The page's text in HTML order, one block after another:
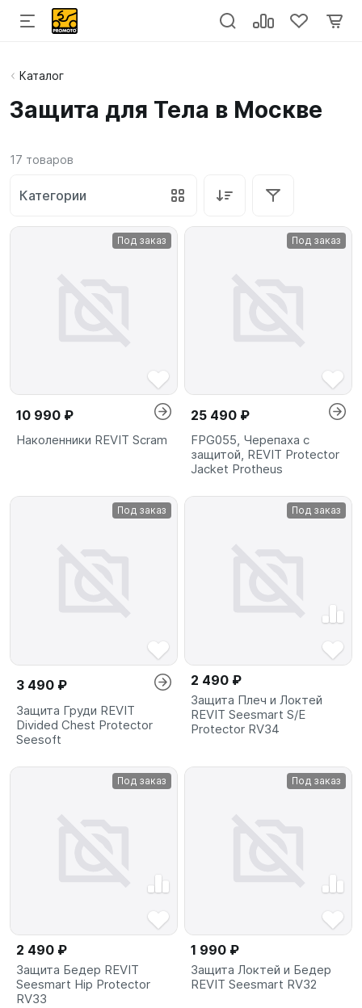
Каталог
Защита для Тела в Москве
17 товаров
Категории
Под заказ
10 990 ₽
Наколенники REVIT Scram
Под заказ
25 490 ₽
FPG055, Черепаха c
защитой, REVIT Protector
Jacket Protheus
Под заказ
3 490 ₽
Защита Груди REVIT
Divided Chest Protector
Seesoft
Под заказ
2 490 ₽
Защита Плеч и Локтей
REVIT Seesmart S/E
Protector RV34
Под заказ
2 490 ₽
Защита Бедер REVIT
Seesmart Hip Protector
RV33
Под заказ
1 990 ₽
Защита Локтей и Бедер
REVIT Seesmart RV32